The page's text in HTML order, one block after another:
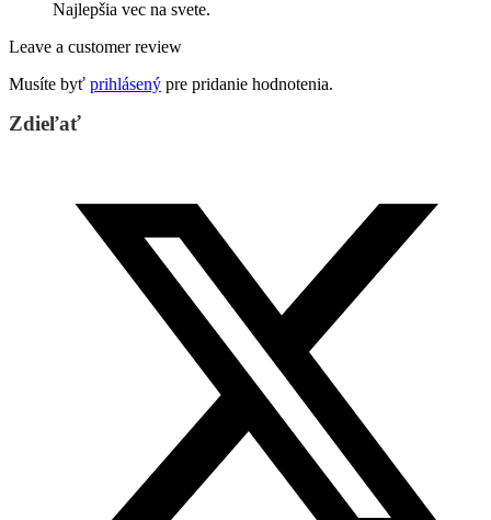
Najlepšia vec na svete.
Leave a customer review
Musíte byť prihlásený pre pridanie hodnotenia.
Zdieľať